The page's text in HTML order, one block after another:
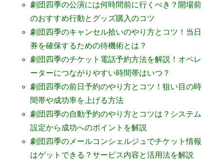
劇団四季の公演には何時間前に行くべき？開場前
のおすすめ行動とグッズ購入のコツ
劇団四季のキャンセル拾いのやり方とコツ！当日
券を確保するための待機術とは？
劇団四季のチケット電話予約方法を解説！オペレ
ーターにつながりやすい時間帯はいつ？
劇団四季の前日予約のやり方とコツ！狙い目の時
間帯や成功率を上げる方法
劇団四季の自動予約のやり方とコツは？システム
設定から成功へのポイントを解説
劇団四季のメールコンシェルジュでチケット情報
はゲットできる？サービス内容と活用法を解説